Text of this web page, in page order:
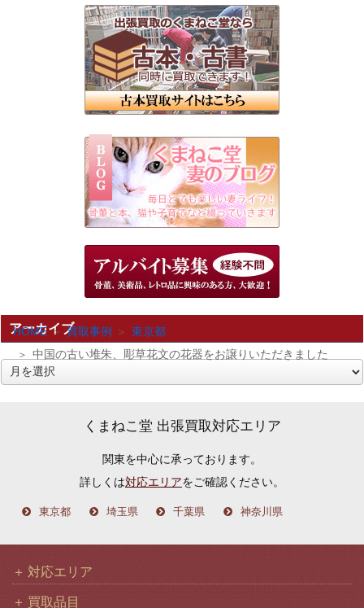
HOME 買取事例
東京都
中国の古い堆朱、彫草花文の花器をお譲りいただきました
アーカイブ
くまねこ堂 出張買取対応エリア
関東を中心に承っております。
詳しくは対応エリアをご確認ください。
東京都 埼玉県 千葉県 神奈川県
対応エリア
買取品目